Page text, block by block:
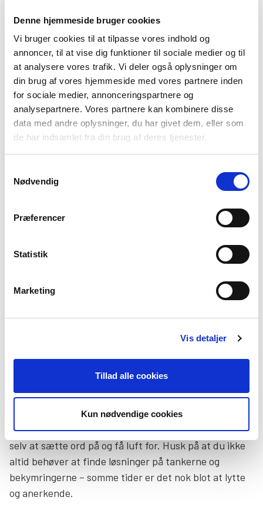
Denne hjemmeside bruger cookies
Vi bruger cookies til at tilpasse vores indhold og
annoncer, til at vise dig funktioner til sociale medier og til
at analysere vores trafik. Vi deler også oplysninger om
din brug af vores hjemmeside med vores partnere inden
for sociale medier, annonceringspartnere og
analysepartnere. Vores partnere kan kombinere disse
data med andre oplysninger, du har givet dem, eller som
de har indsamlet fra din brug af deres tjenester.
Nødvendig
Præferencer
Statistik
Marketing
Vis detaljer
Tillad alle cookies
Kun nødvendige cookies
Der kan være mange bekymringer, når man er
Poul Videbech og Cecilie Sørensen, rådgiver i
støtter din kæreste.
Lyt med
Det er vigtigt, du ikke er berøringsangst, men at du
tanker og bekymringer. Hvis hun går alene med dem
og oplever følelsen af isolation, kan det forstærke de
svære følelser. Så vær lydhør og spørg ind til, hvad der
optager hende. Det kan have en lindrende effekt i sig
selv at sætte ord på og få luft for. Husk på at du ikke
altid behøver at finde løsninger på tankerne og
bekymringerne – somme tider er det nok blot at lytte
og anerkende.